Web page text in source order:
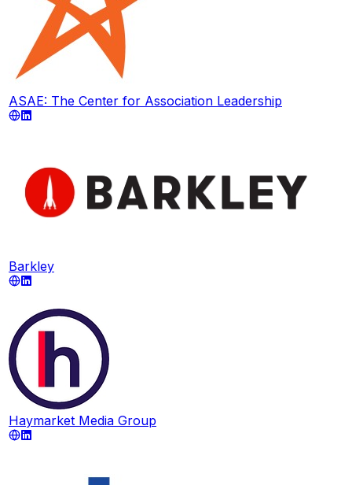
ASAE: The Center for Association Leadership
Barkley
Haymarket Media Group